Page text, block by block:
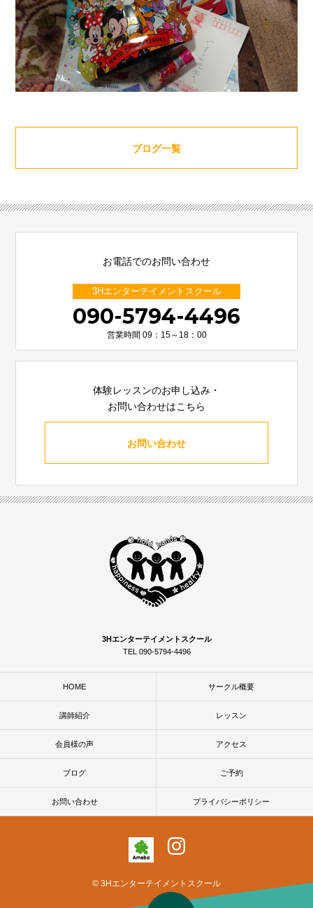
ブログ一覧
お電話でのお問い合わせ
3Hエンターテイメントスクール
090-5794-4496
営業時間 09：15～18：00
体験レッスンのお申し込み・
お問い合わせはこちら
お問い合わせ
3Hエンターテイメントスクール
TEL 090-5794-4496
HOME サークル概要
講師紹介 レッスン
会員様の声 アクセス
ブログ ご予約
お問い合わせ プライバシーポリシー
© 3Hエンターテイメントスクール